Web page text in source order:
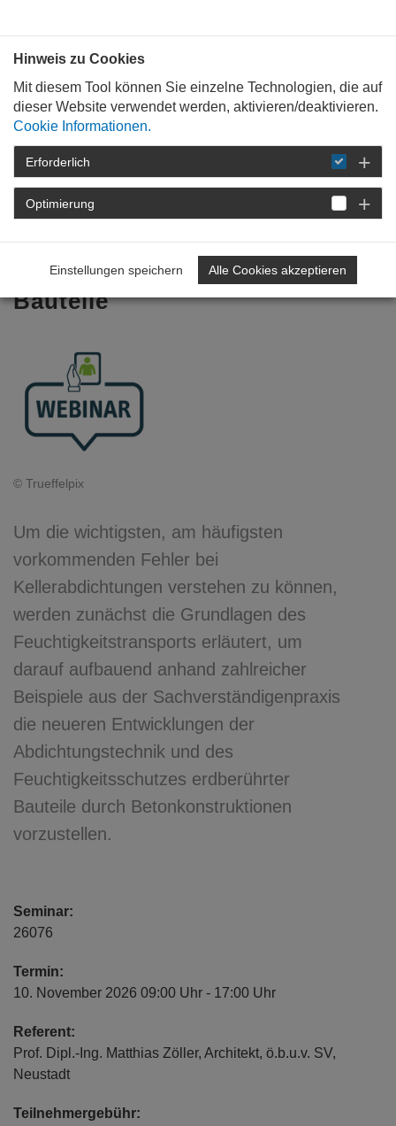
STARTSEITE
FORTBILDUNG
DETAIL
Bauschäden vermeiden –
Feuchteschutz erdberührter
Bauteile
© Trueffelpix
Um die wichtigsten, am häufigsten
vorkommenden Fehler bei
Kellerabdichtungen verstehen zu können,
werden zunächst die Grundlagen des
Feuchtigkeitstransports erläutert, um
darauf aufbauend anhand zahlreicher
Beispiele aus der Sachverständigenpraxis
die neueren Entwicklungen der
Abdichtungstechnik und des
Feuchtigkeitsschutzes erdberührter
Bauteile durch Betonkonstruktionen
vorzustellen.
Seminar:
26076
Termin:
10. November 2026 09:00 Uhr - 17:00 Uhr
Referent:
Prof. Dipl.-Ing. Matthias Zöller, Architekt, ö.b.u.v. SV,
Neustadt
Teilnehmergebühr:
Hinweis zu Cookies
Mit diesem Tool können Sie einzelne Technologien, die auf
dieser Website verwendet werden, aktivieren/deaktivieren.
Cookie Informationen.
Erforderlich
Optimierung
Einstellungen speichern Alle Cookies akzeptieren